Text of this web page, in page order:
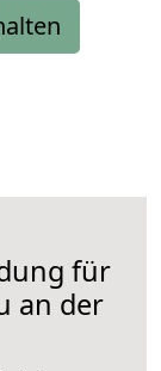
für
an der